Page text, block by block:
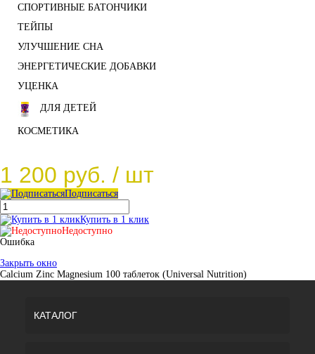
СПОРТИВНЫЕ БАТОНЧИКИ
ТЕЙПЫ
УЛУЧШЕНИЕ СНА
ЭНЕРГЕТИЧЕСКИЕ ДОБАВКИ
УЦЕНКА
ДЛЯ ДЕТЕЙ
КОСМЕТИКА
1 200 руб. / шт
Подписаться
Купить в 1 клик
Недоступно
Ошибка
Закрыть окно
Calcium Zinc Magnesium 100 таблеток (Universal Nutrition)
КАТАЛОГ